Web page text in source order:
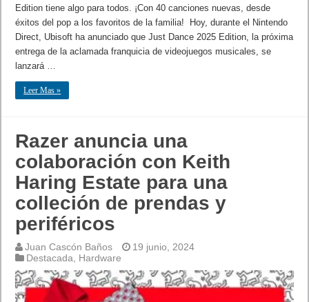
Edition tiene algo para todos. ¡Con 40 canciones nuevas, desde
éxitos del pop a los favoritos de la familia! Hoy, durante el Nintendo
Direct, Ubisoft ha anunciado que Just Dance 2025 Edition, la próxima
entrega de la aclamada franquicia de videojuegos musicales, se
lanzará …
Leer Mas »
Razer anuncia una
colaboración con Keith
Haring Estate para una
colleción de prendas y
periféricos
Juan Cascón Baños
19 junio, 2024
Destacada, Hardware